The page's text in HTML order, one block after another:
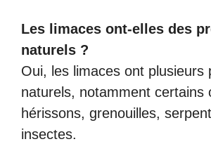
Les limaces ont-elles des
naturels ?
Oui, les limaces ont plusieurs
naturels, notamment certains
hérissons, grenouilles,
insectes.